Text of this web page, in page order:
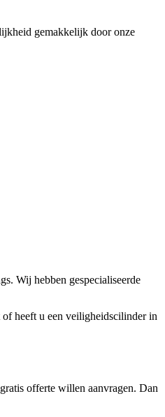
gemakkelijk door onze
Wij hebben gespecialiseerde
of heeft u een veiligheidscilinder in
offerte willen aanvragen. Dan